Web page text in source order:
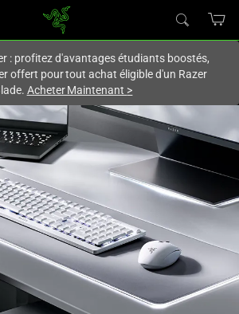
sur le site
: profitez d'avantages étudiants boostés,
offert pour tout achat éligible d'un Razer
Acheter Maintenant >